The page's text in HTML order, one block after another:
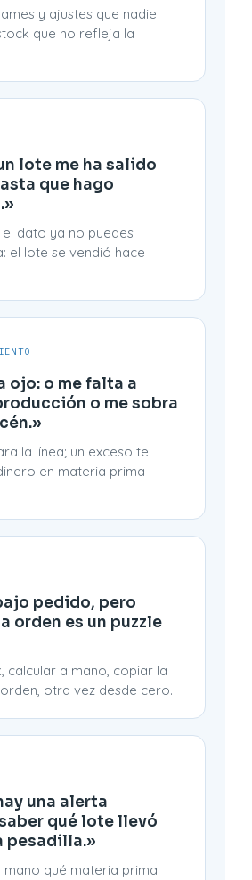
y ajustes que nadie
que no refleja la
lote me ha salido
que hago
dato ya no puedes
el lote se vendió hace
ojo: o me falta a
o me sobra
la línea; un exceso te
en materia prima
pedido, pero
orden es un puzzle
calcular a mano, copiar la
otra vez desde cero.
una alerta
qué lote llevó
pesadilla.»
mano qué materia prima